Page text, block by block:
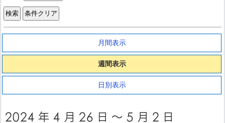
月間表示
週間表示
日別表示